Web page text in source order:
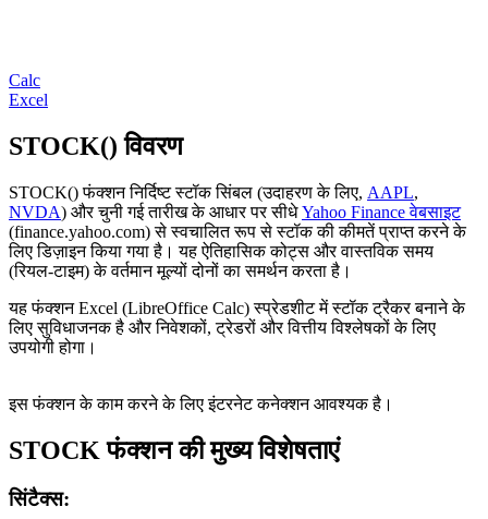
Calc
Excel
STOCK() विवरण
STOCK() फंक्शन निर्दिष्ट स्टॉक सिंबल (उदाहरण के लिए, AAPL,
NVDA) और चुनी गई तारीख के आधार पर सीधेYahoo Finance वेबसाइट
(finance.yahoo.com) से स्वचालित रूप से स्टॉक की कीमतें प्राप्त करने के
लिए डिज़ाइन किया गया है। यह ऐतिहासिक कोट्स और वास्तविक समय
(रियल-टाइम) के वर्तमान मूल्यों दोनों का समर्थन करता है।
यह फंक्शन Excel (LibreOffice Calc) स्प्रेडशीट में स्टॉक ट्रैकर बनाने के
लिए सुविधाजनक है और निवेशकों, ट्रेडरों और वित्तीय विश्लेषकों के लिए
उपयोगी होगा।
इस फंक्शन के काम करने के लिए इंटरनेट कनेक्शन आवश्यक है।
STOCK फंक्शन की मुख्य विशेषताएं
सिंटैक्स: